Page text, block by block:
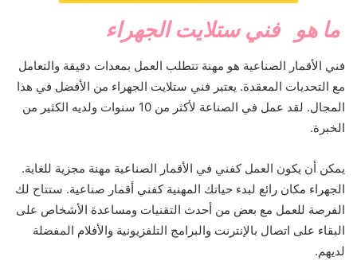
ما هو فني ستلايت الجهراء
فني الأقمار الصناعية هو مهنة تتطلب العمل بمعدات دقيقة والتعامل
مع التحديات المعقدة. يعتبر فني ستلايت الجهراء من الأفضل في هذا
المجال. لقد عمل في الصناعة لأكثر من 10 سنوات ولديه الكثير من
الخبرة.
يمكن أن يكون العمل كفني في الأقمار الصناعية مهنة مجزية للغاية.
الجهراء مكان رائع لبدء حياتك المهنية كفني أقمار صناعية. ستتاح لك
الفرصة للعمل مع بعض من أحدث التقنيات ومساعدة الأشخاص على
البقاء على اتصال بالإنترنت والبرامج التلفزيونية والأفلام المفضلة
لديهم.